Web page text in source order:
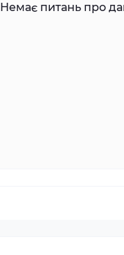
Немає питань про